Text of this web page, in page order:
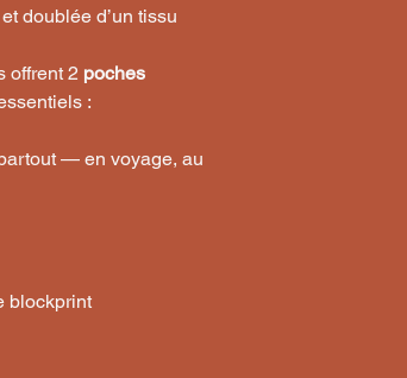
doublée d’un tissu
offrent 2 poches
:
— en voyage, au
blockprint